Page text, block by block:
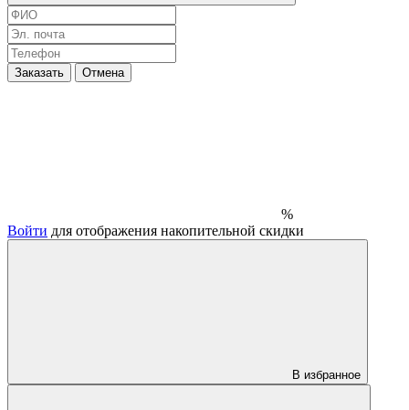
Заказать Отмена
%
Войти для отображения накопительной скидки
В избранное